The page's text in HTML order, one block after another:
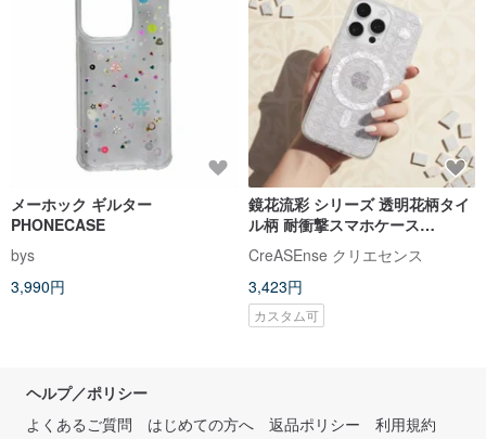
メーホック ギルター
PHONECASE
bys
3,990円
鏡花流彩 シリーズ 透明花柄タイ
ル柄 耐衝撃スマホケース
CSBT03
CreASEnse クリエセンス
3,423円
カスタム可
ヘルプ／ポリシー
よくあるご質問
はじめての方へ 返品ポリシー
利用規約